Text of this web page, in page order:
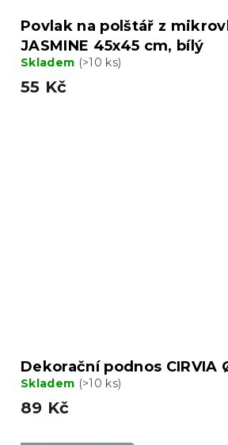
Povlak na polštář z
JASMINE 45x45 cm, bílý
Skladem (>10 ks)
55 Kč
Dekorační podnos CIRVIA
Skladem (>10 ks)
89 Kč